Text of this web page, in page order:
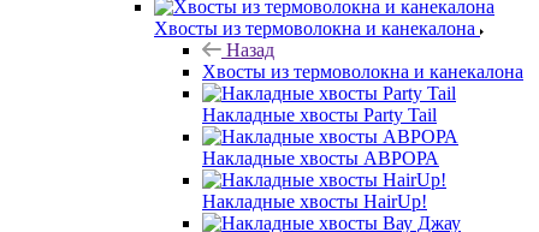
Хвосты из термоволокна и канекалона
Назад
Хвосты из термоволокна и канекалона
Накладные хвосты Party Tail
Накладные хвосты АВРОРА
Накладные хвосты HairUp!